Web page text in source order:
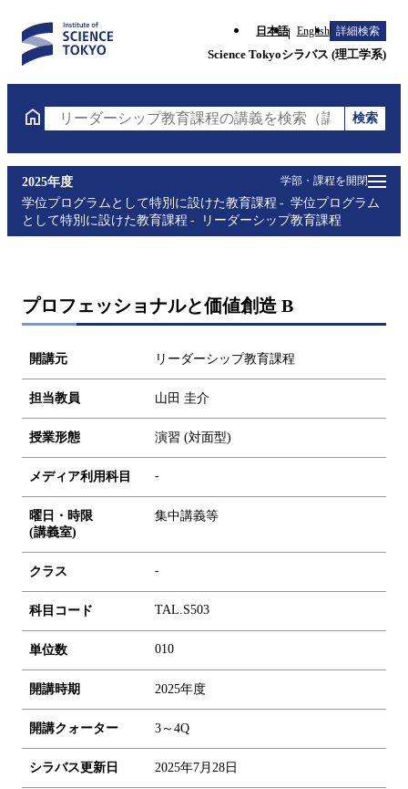
日本語 English 詳細検索
Science Tokyoシラバス (理工学系)
リーダーシップ教育課程の講義を検索（講義名・科
検索
学部・課程を開閉
2025年度
学位プログラムとして特別に設けた教育課程
学位プログラム
として特別に設けた教育課程
リーダーシップ教育課程
プロフェッショナルと価値創造 B
開講元 リーダーシップ教育課程
担当教員 山田 圭介
授業形態 演習 (対面型)
メディア利用科目 -
曜日・時限
(講義室)
集中講義等
クラス -
科目コード TAL.S503
単位数 010
開講時期 2025年度
開講クォーター 3～4Q
シラバス更新日 2025年7月28日